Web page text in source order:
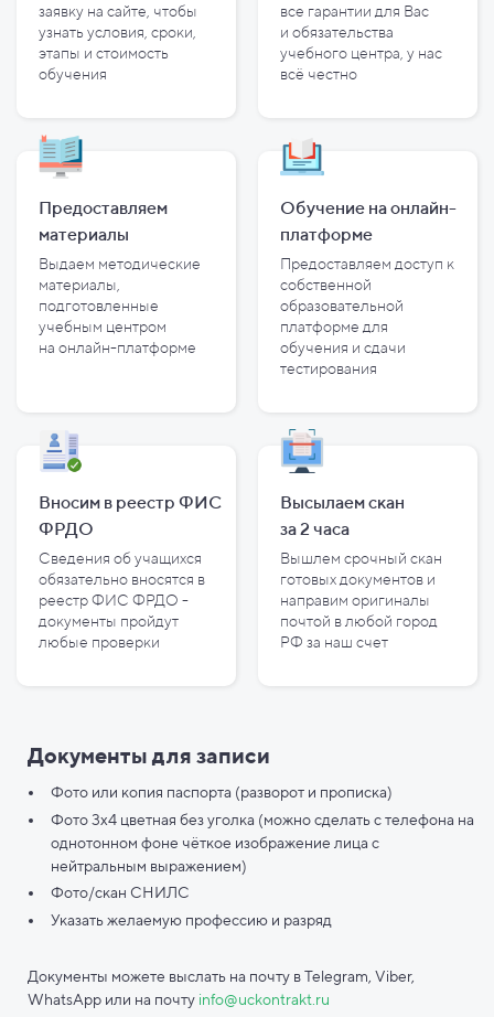
заявку на сайте, чтобы
узнать условия, сроки,
этапы и стоимость
обучения
все гарантии для Вас
и обязательства
учебного центра, у нас
всё честно
Предоставляем
материалы
Выдаем методические
материалы,
подготовленные
учебным центром
на онлайн-платформе
Обучение на онлайн-
платформе
Предоставляем доступ к
собственной
образовательной
платформе для
обучения и сдачи
тестирования
Вносим в реестр ФИС
ФРДО
Сведения об учащихся
обязательно вносятся в
реестр ФИС ФРДО -
документы пройдут
любые проверки
Высылаем скан
за2 часа
Вышлем срочный скан
готовых документов и
направим оригиналы
почтой в любой город
РФ за наш счет
Документы для записи
Фото или копия паспорта (разворот и прописка)
Фото 3х4 цветная без уголка (можно сделать с телефона на
однотонном фоне чёткое изображение лица с
нейтральным выражением)
Фото/скан СНИЛС
Указать желаемую профессию и разряд
Документы можете выслать на почту в Telegram, Viber,
WhatsApp или на почту info@uckontrakt.ru